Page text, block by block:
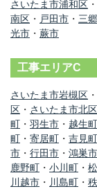
さいたま市浦和区 ・
南区 ・ 戸田市 ・ 三
光市 ・ 蕨市
工事エリアC
さいたま市岩槻区 ・
区 ・ さいたま市北区
町 ・ 羽生市 ・ 越生町
町 ・ 寄居町 ・ 吉見町
市 ・ 行田市 ・ 鴻巣市
鹿野町 ・ 小川町 ・
川越市 ・ 川島町 ・